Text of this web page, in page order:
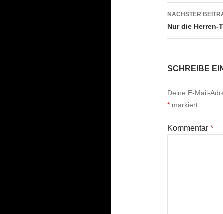
NÄCHSTER
Nur die Herren-
SCHREIBE
Deine E-Mail-
* markiert
Kommentar *